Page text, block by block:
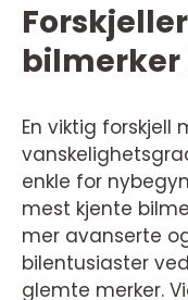
bilmerker
En viktig forskjell
enkle for
mest kjente
mer avanserte
bilentusiaster
glemte merker.